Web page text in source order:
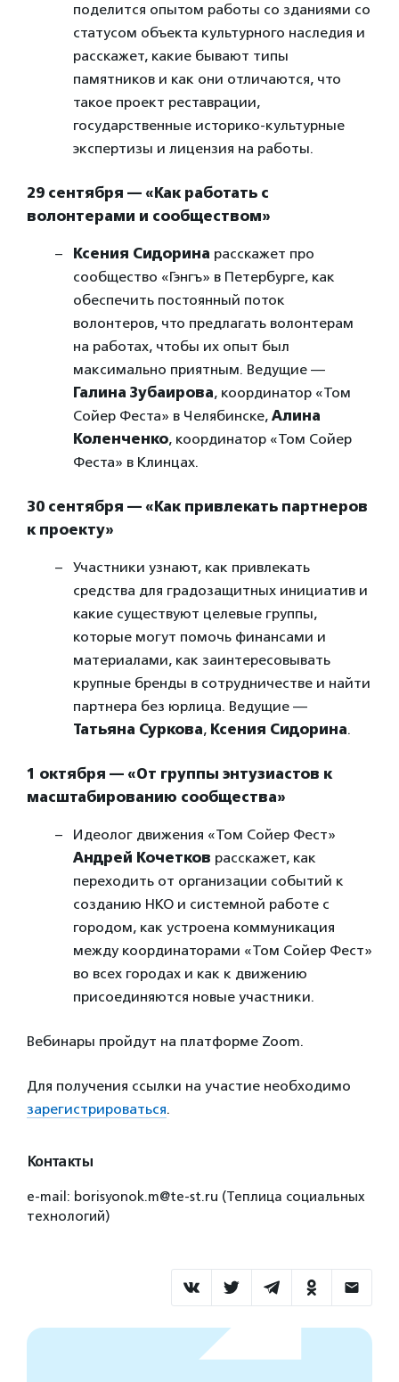
поделится опытом работы со зданиями со
статусом объекта культурного наследия и
расскажет, какие бывают типы
памятников и как они отличаются, что
такое проект реставрации,
государственные историко-культурные
экспертизы и лицензия на работы.
29 сентября — «Как работать с
волонтерами и сообществом»
Ксения Сидорина расскажет про
сообщество «Гэнгъ» в Петербурге, как
обеспечить постоянный поток
волонтеров, что предлагать волонтерам
на работах, чтобы их опыт был
максимально приятным. Ведущие —
Галина Зубаирова, координатор «Том
Сойер Феста» в Челябинске, Алина
Коленченко, координатор «Том Сойер
Феста» в Клинцах.
30 сентября — «Как привлекать партнеров
к проекту»
Участники узнают, как привлекать
средства для градозащитных инициатив и
какие существуют целевые группы,
которые могут помочь финансами и
материалами, как заинтересовывать
крупные бренды в сотрудничестве и найти
партнера без юрлица. Ведущие —
Татьяна Суркова, Ксения Сидорина.
1 октября — «От группы энтузиастов к
масштабированию сообщества»
Идеолог движения «Том Сойер Фест»
Андрей Кочетков расскажет, как
переходить от организации событий к
созданию НКО и системной работе с
городом, как устроена коммуникация
между координаторами «Том Сойер Фест»
во всех городах и как к движению
присоединяются новые участники.
Вебинары пройдут на платформе Zoom.
Для получения ссылки на участие необходимо
зарегистрироваться.
Контакты
e-mail: borisyonok.m@te-st.ru (Теплица социальных
технологий)